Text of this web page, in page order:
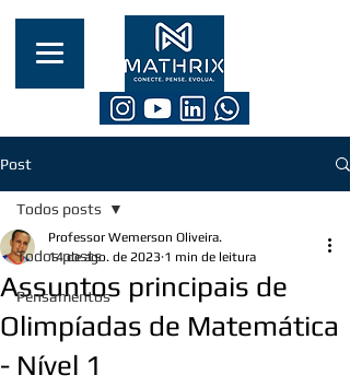
Post
Todos posts
Pensamentos
Todos posts
Assuntos principais de
Olimpíadas de Matemática
- Nível 1
Professor Wemerson Oliveira.
14 de ago. de 2023 1 min de leitura